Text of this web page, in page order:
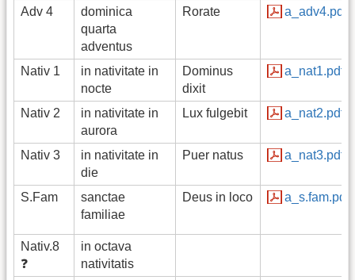
Adv 4
dominica
quarta
adventus
Rorate a_adv4.pdf
Nativ 1
in nativitate in
nocte
Dominus
dixit
a_nat1.pdf
Nativ 2
in nativitate in
aurora
Lux fulgebit a_nat2.pdf
Nativ 3
in nativitate in
die
Puer natus a_nat3.pdf
S.Fam
sanctae
familiae
Deus in loco a_s.fam.pdf
Nativ.8
❓
in octava
nativitatis